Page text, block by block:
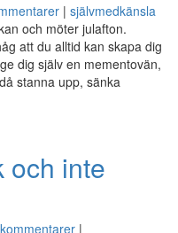
| självmedkänsla
och möter julafton.
att du alltid kan skapa dig
dig själv en mementovän,
stanna upp, sänka
och inte
|